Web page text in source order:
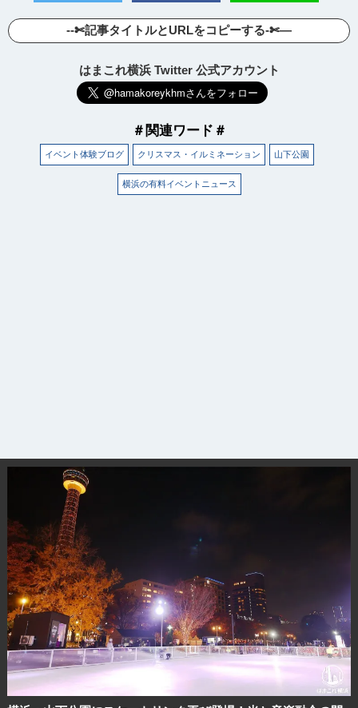
--✄記事タイトルとURLをコピーする-✄—
はまこれ横浜 Twitter 公式アカウント
＃関連ワード＃
イベント体験ブログ クリスマス・イルミネーション 山下公園
横浜の有料イベントニュース